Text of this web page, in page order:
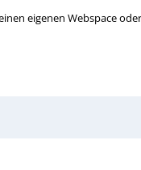
eigenen Webspace